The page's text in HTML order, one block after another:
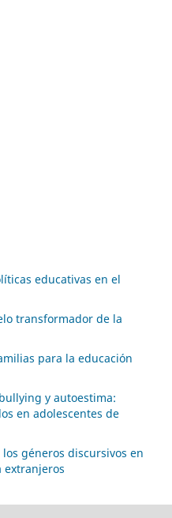
educativas en el
transformador de la
para la educación
y autoestima:
en adolescentes de
géneros discursivos en
extranjeros